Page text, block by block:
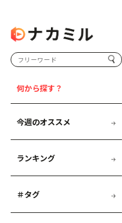
何から探す？
今週のオススメ
ランキング
＃タグ